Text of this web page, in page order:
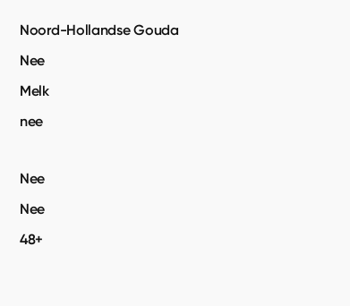
Noord-Hollandse Gouda
Nee
Melk
nee
Nee
Nee
48+